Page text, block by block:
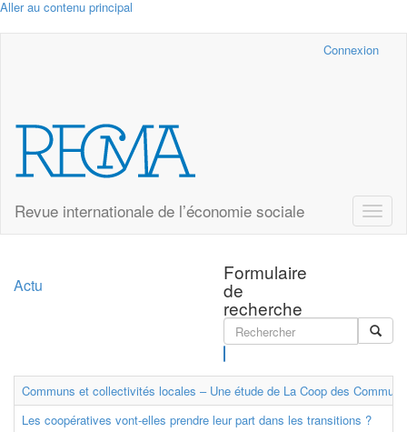
Aller au contenu principal
Connexion
Revue internationale de l’économie sociale
Toggle
Formulaire
de
recherche
Actu
Communs et collectivités locales – Une étude de La Coop des
Les coopératives vont-elles prendre leur part dans les transitions ?